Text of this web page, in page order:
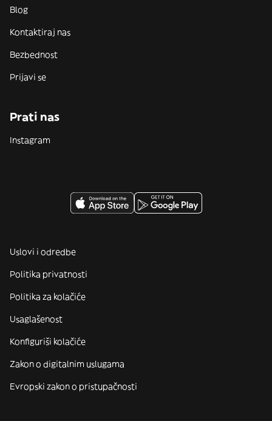
Blog
Kontaktiraj nas
Bezbednost
Prijavi se
Prati nas
Instagram
Uslovi i odredbe
Politika privatnosti
Politika za kolačiće
Usaglašenost
Konfiguriši kolačiće
Zakon o digitalnim uslugama
Evropski zakon o pristupačnosti